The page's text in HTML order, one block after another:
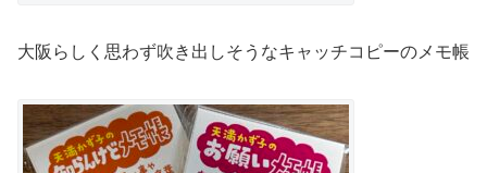
大阪らしく思わず吹き出しそうなキャッチコピーのメモ帳